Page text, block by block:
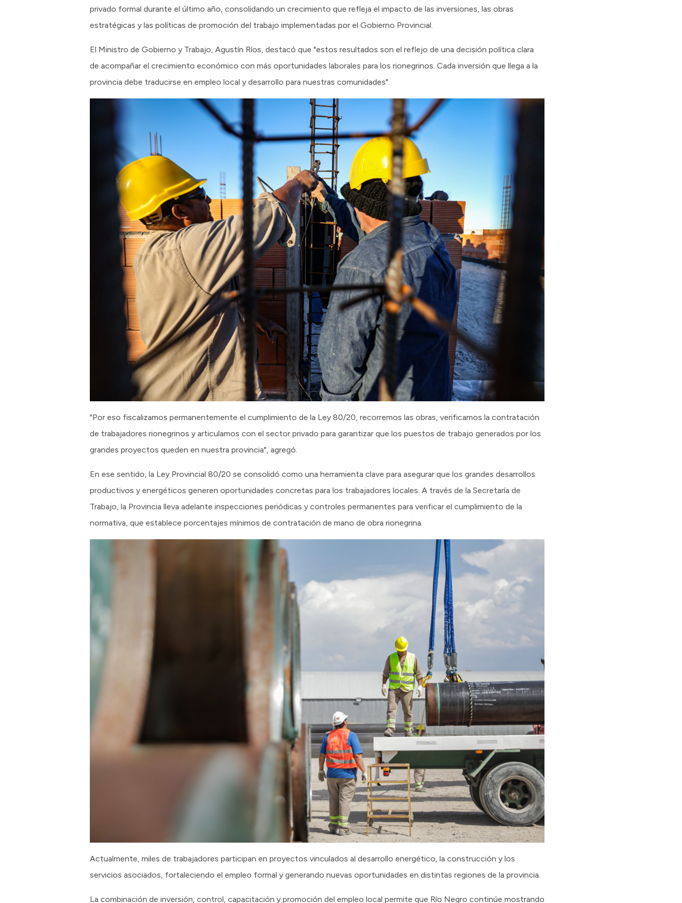
privado formal durante el último año, consolidando un crecimiento que refleja el impacto de las inversiones, las obras
estratégicas y las políticas de promoción del trabajo implementadas por el Gobierno Provincial.
El Ministro de Gobierno y Trabajo, Agustín Ríos, destacó que "estos resultados son el reflejo de una decisión política clara
de acompañar el crecimiento económico con más oportunidades laborales para los rionegrinos. Cada inversión que llega a la
provincia debe traducirse en empleo local y desarrollo para nuestras comunidades".
"Por eso fiscalizamos permanentemente el cumplimiento de la Ley 80/20, recorremos las obras, verificamos la contratación
de trabajadores rionegrinos y articulamos con el sector privado para garantizar que los puestos de trabajo generados por los
grandes proyectos queden en nuestra provincia", agregó.
En ese sentido, la Ley Provincial 80/20 se consolidó como una herramienta clave para asegurar que los grandes desarrollos
productivos y energéticos generen oportunidades concretas para los trabajadores locales. A través de la Secretaría de
Trabajo, la Provincia lleva adelante inspecciones periódicas y controles permanentes para verificar el cumplimiento de la
normativa, que establece porcentajes mínimos de contratación de mano de obra rionegrina.
Actualmente, miles de trabajadores participan en proyectos vinculados al desarrollo energético, la construcción y los
servicios asociados, fortaleciendo el empleo formal y generando nuevas oportunidades en distintas regiones de la provincia.
La combinación de inversión, control, capacitación y promoción del empleo local permite que Río Negro continúe mostrando